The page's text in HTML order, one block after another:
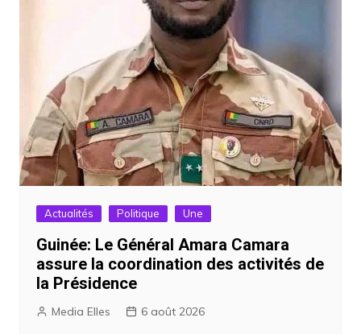
Actualités Politique Une
Guinée: Le Général Amara Camara
assure la coordination des activités de
la Présidence
Media Elles 6 août 2026